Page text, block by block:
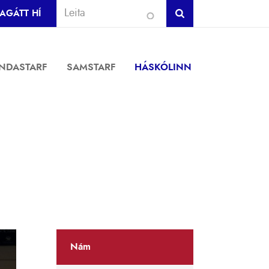
HÍ
HÁSKÓLINN
SAMSTARF
Nám